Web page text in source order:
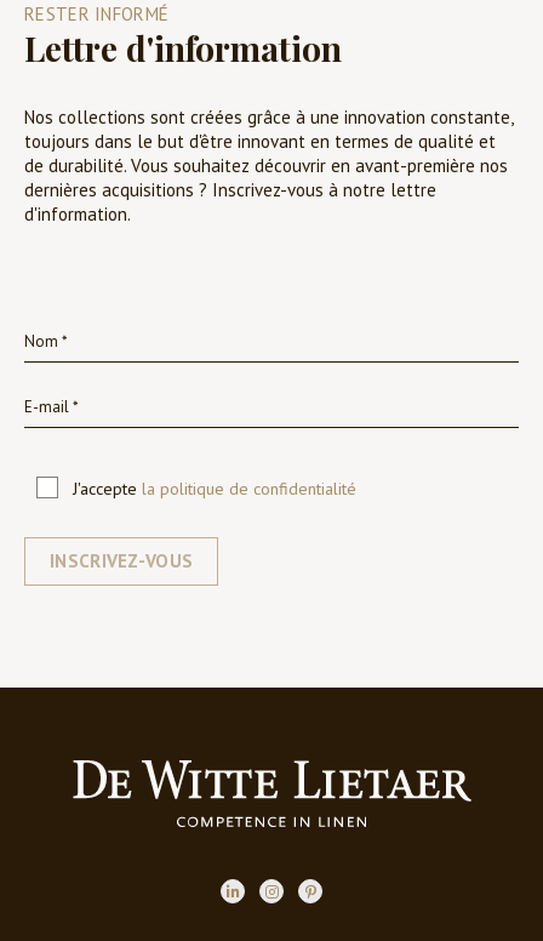
RESTER INFORMÉ
Lettre d'information
Nos collections sont créées grâce à une innovation constante,
toujours dans le but d'être innovant en termes de qualité et
de durabilité. Vous souhaitez découvrir en avant-première nos
dernières acquisitions ? Inscrivez-vous à notre lettre
d'information.
J'accepte la politique de confidentialité
INSCRIVEZ-VOUS